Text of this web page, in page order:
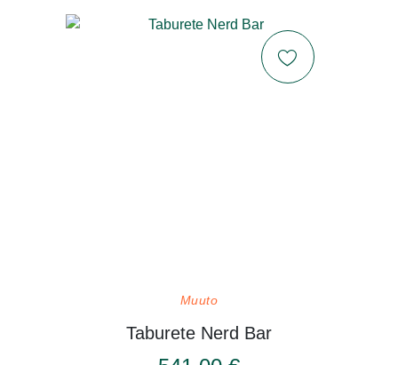
Muuto
Taburete Nerd Bar